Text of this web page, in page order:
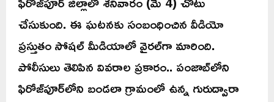
చేసుకుంది. ఈ ఘటనకు సంబంధించిన వీడియో
ప్రస్తుతం సోషల్‌ మీడియాలో వైరల్‌గా మారింది.
పోలీసులు తెలిపిన వివరాల ప్రకారం.. పంజాబ్‌లోని
ఫిరోజ్‌పూర్‌లోని బండలా గ్రామంలో ఉన్న గురుద్వారా